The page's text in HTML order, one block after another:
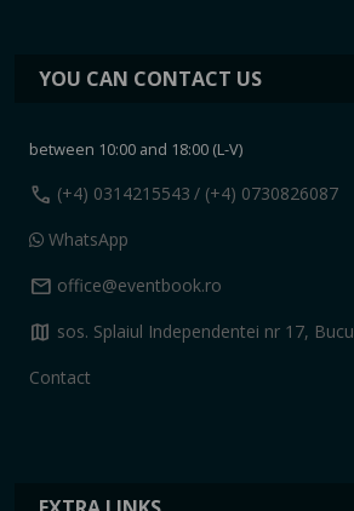
YOU CAN CONTACT US
between 10:00 and 18:00 (L-V)
call (+4) 0314215543 / (+4) 0730826087
WhatsApp
mail office@eventbook.ro
map sos. Splaiul Independentei nr 17,
Contact